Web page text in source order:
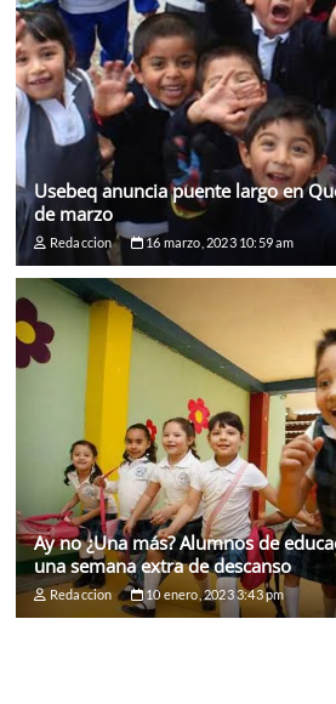
Usebeq anuncia puente largo en
de marzo
Redaccion 16 marzo, 2023 10:59 am
Ay no ¿Una más? Alumnos de
una semana extra de descanso
Redaccion 10 enero, 2023 3:43 pm